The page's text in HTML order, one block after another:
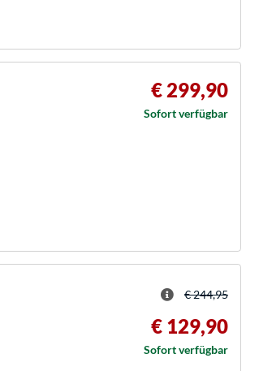
€ 299,90
Sofort verfügbar
€ 244,95
€ 129,90
Sofort verfügbar